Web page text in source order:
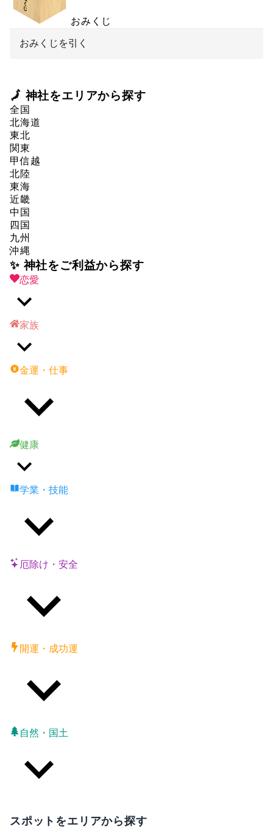
おみくじ
おみくじを引く
🗾 神社をエリアから探す
全国
北海道
東北
関東
甲信越
北陸
東海
近畿
中国
四国
九州
沖縄
✨ 神社をご利益から探す
恋愛
家族
金運・仕事
健康
学業・技能
厄除け・安全
開運・成功運
自然・国土
スポットをエリアから探す